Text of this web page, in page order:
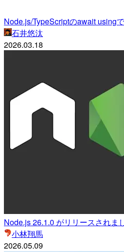
Node.js/TypeScriptのawait using
石井悠汰
2026.03.18
Node.js 26.1.0 がリリースされま
小林翔馬
2026.05.09